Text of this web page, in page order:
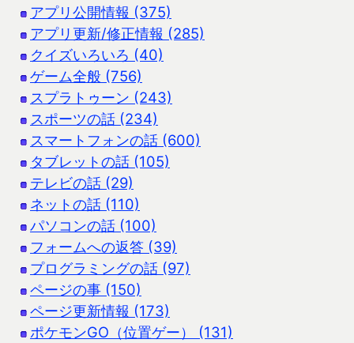
アプリ公開情報 (375)
アプリ更新/修正情報 (285)
クイズいろいろ (40)
ゲーム全般 (756)
スプラトゥーン (243)
スポーツの話 (234)
スマートフォンの話 (600)
タブレットの話 (105)
テレビの話 (29)
ネットの話 (110)
パソコンの話 (100)
フォームへの返答 (39)
プログラミングの話 (97)
ページの事 (150)
ページ更新情報 (173)
ポケモンGO（位置ゲー） (131)